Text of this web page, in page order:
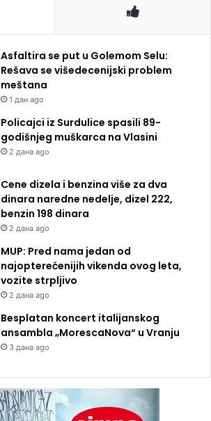
Asfaltira se put u Golemom Selu:
Rešava se višedecenijski problem
meštana
1 дан ago
Policajci iz Surdulice spasili 89-
godišnjeg muškarca na Vlasini
2 дана ago
Cene dizela i benzina više za dva
dinara naredne nedelje, dizel 222,
benzin 198 dinara
2 дана ago
MUP: Pred nama jedan od
najopterećenijih vikenda ovog leta,
vozite strpljivo
2 дана ago
Besplatan koncert italijanskog
ansambla „MorescaNova“ u Vranju
3 дана ago